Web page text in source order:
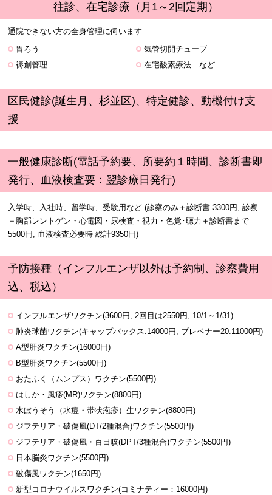
往診、在宅診療（月1～2回定期）
通院できない方の全身管理に伺います
胃ろう
気管切開チューブ
褥創管理
在宅酸素療法 など
区民健診(誕生月、杉並区)、特定健診、動機付け支
援
一般健康診断(電話予約要、所要約１時間、診断書即
発行、血液検査要：翌診療日発行)
入学時、入社時、留学時、受験用など (診察のみ＋診断書 3300円, 診察
＋胸部レントゲン・心電図・尿検査・視力・色覚･聴力＋診断書まで
5500円, 血液検査必要時 総計9350円)
予防接種（インフルエンザ以外は予約制、診察費用
込、税込）
インフルエンザワクチン(3600円, 2回目は2550円, 10/1～1/31)
肺炎球菌ワクチン(キャップバックス:14000円, プレベナー20:11000円)
A型肝炎ワクチン(16000円)
B型肝炎ワクチン(5500円)
おたふく（ムンプス）ワクチン(5500円)
はしか・風疹(MR)ワクチン(8800円)
水ぼうそう（水痘・帯状疱疹）生ワクチン(8800円)
ジフテリア・破傷風(DT/2種混合)ワクチン(5500円)
ジフテリア・破傷風・百日咳(DPT/3種混合)ワクチン(5500円)
日本脳炎ワクチン(5500円)
破傷風ワクチン(1650円)
新型コロナウイルスワクチン(コミナティー：16000円)